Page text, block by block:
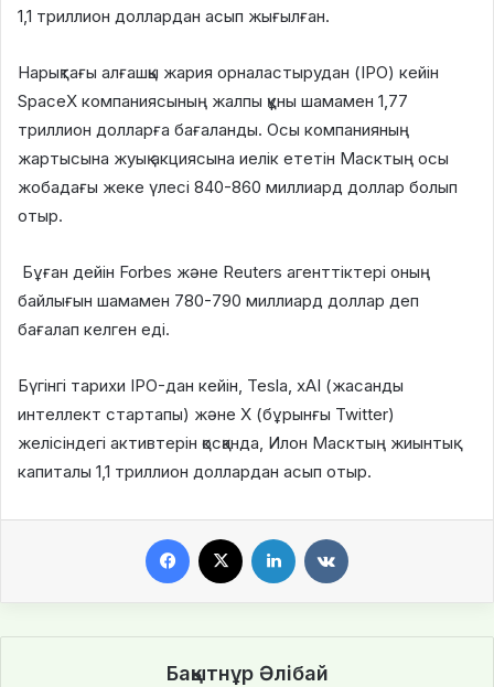
1,1 триллион доллардан асып жығылған.
Нарықтағы алғашқы жария орналастырудан (IPO) кейін
SpaceX компаниясының жалпы құны шамамен 1,77
триллион долларға бағаланды. Осы компанияның
жартысына жуық акциясына иелік ететін Масктың осы
жобадағы жеке үлесі 840-860 миллиард доллар болып
отыр.
Бұған дейін Forbes және Reuters агенттіктері оның
байлығын шамамен 780-790 миллиард доллар деп
бағалап келген еді.
Бүгінгі тарихи IPO-дан кейін, Tesla, xAI (жасанды
интеллект стартапы) және X (бұрынғы Twitter)
желісіндегі активтерін қосқанда, Илон Масктың жиынтық
капиталы 1,1 триллион доллардан асып отыр.
Бақытнұр Әлібай